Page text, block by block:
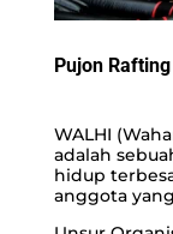
Pujon
WALHI
adalah
hidup
anggota